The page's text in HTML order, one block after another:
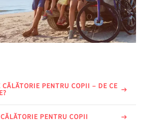
PENTRU COPII – DE CE
PENTRU COPII